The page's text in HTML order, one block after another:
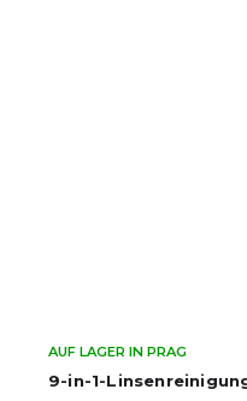
9-in-1-
AUF LAGER IN PRAG